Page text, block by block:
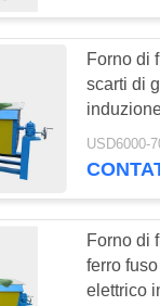
Forno di
scarti di
kW con
Forno di
ferro
elettrico